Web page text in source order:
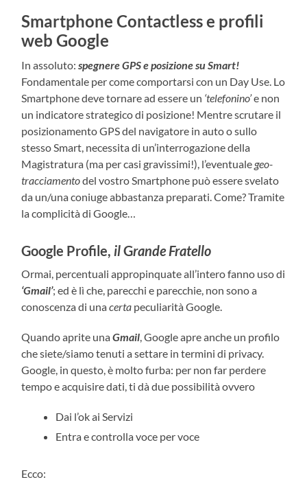
Smartphone Contactless e profili
web Google
In assoluto:spegnere GPS e posizione su Smart!
Fondamentale per come comportarsi con un Day Use. Lo
Smartphone deve tornare ad essere un ‘telefonino’e non
un indicatore strategico di posizione! Mentre scrutare il
posizionamento GPS del navigatore in auto o sullo
stesso Smart, necessita di un’interrogazione della
Magistratura (ma per casi gravissimi!), l’eventuale geo-
tracciamentodel vostro Smartphone può essere svelato
da un/una coniuge abbastanza preparati. Come? Tramite
la complicità di Google…
Google Profile, ilGrande Fratello
Ormai, percentuali appropinquate all’intero fanno uso di
‘Gmail’; ed è lì che, parecchi e parecchie, non sono a
conoscenza di unacerta peculiarità Google.
Quando aprite unaGmail, Google apre anche un profilo
che siete/siamo tenuti a settare in termini di privacy.
Google, in questo, è molto furba: per non far perdere
tempo e acquisire dati, ti dà due possibilità ovvero
Dai l’ok ai Servizi
Entra e controlla voce per voce
Ecco: